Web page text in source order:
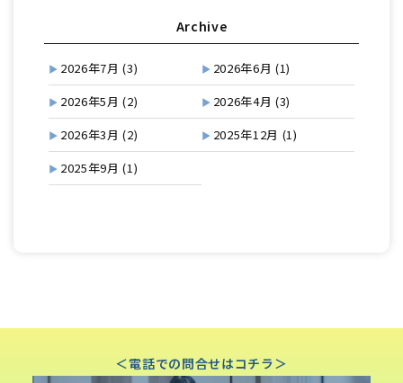
Archive
2026年7月(3) 2026年6月 (1)
2026年5月(2) 2026年4月 (3)
2026年3月(2) 2025年12月 (1)
2025年9月(1)
＜電話での問合せはコチラ＞